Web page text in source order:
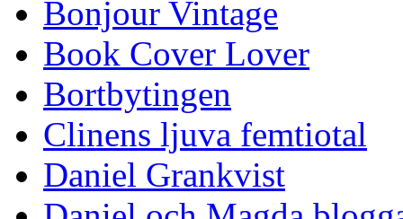
Bonjour Vintage
Book Cover Lover
Bortbytingen
Clinens ljuva femtiotal
Daniel Grankvist